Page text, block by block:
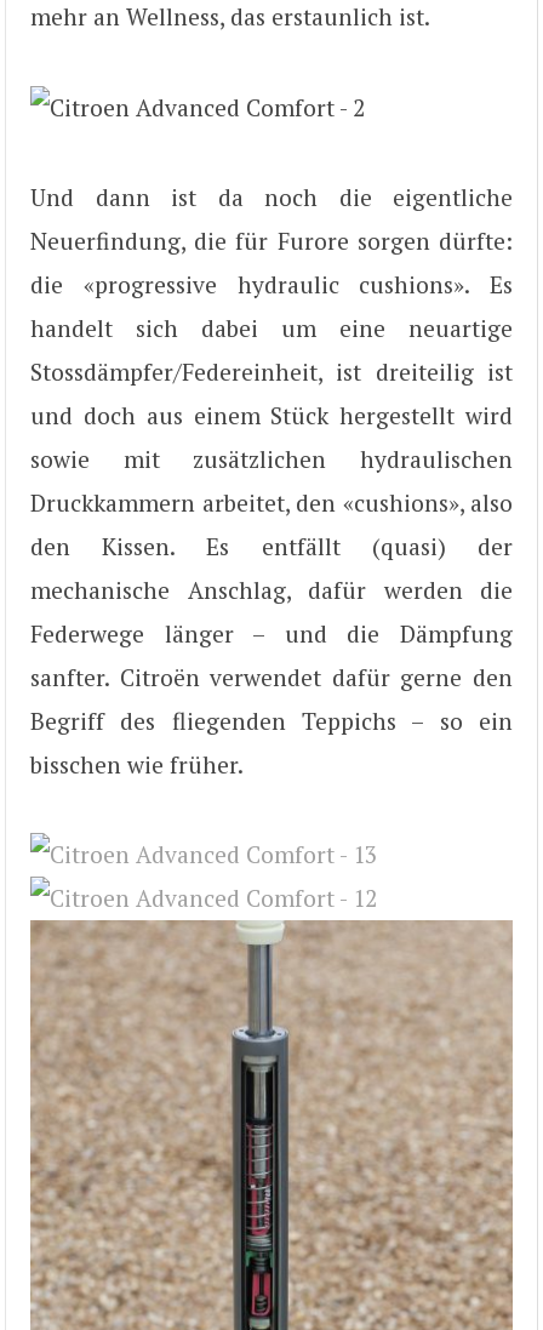
mehr an Wellness, das erstaunlich ist.
Und dann ist da noch die eigentliche
Neuerfindung, die für Furore sorgen dürfte:
die «progressive hydraulic cushions». Es
handelt sich dabei um eine neuartige
Stossdämpfer/Federeinheit, ist dreiteilig ist
und doch aus einem Stück hergestellt wird
sowie mit zusätzlichen hydraulischen
Druckkammern arbeitet, den «cushions», also
den Kissen. Es entfällt (quasi) der
mechanische Anschlag, dafür werden die
Federwege länger – und die Dämpfung
sanfter. Citroën verwendet dafür gerne den
Begriff des fliegenden Teppichs – so ein
bisschen wie früher.